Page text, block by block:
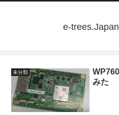
e-
未分類
みた